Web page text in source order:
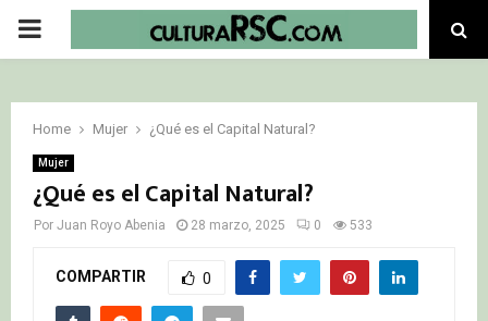
PRIMARY
Home Mujer ¿Qué es el Capital Natural?
Mujer
¿Qué es el Capital Natural?
Por Juan Royo Abenia 28 marzo, 2025 0 533
COMPARTIR 0